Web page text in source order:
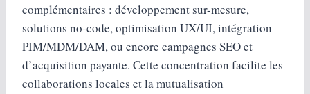
complémentaires : développement sur-mesure,
solutions no-code, optimisation UX/UI, intégration
PIM/MDM/DAM, ou encore campagnes SEO et
d’acquisition payante. Cette concentration facilite les
collaborations locales et la mutualisation